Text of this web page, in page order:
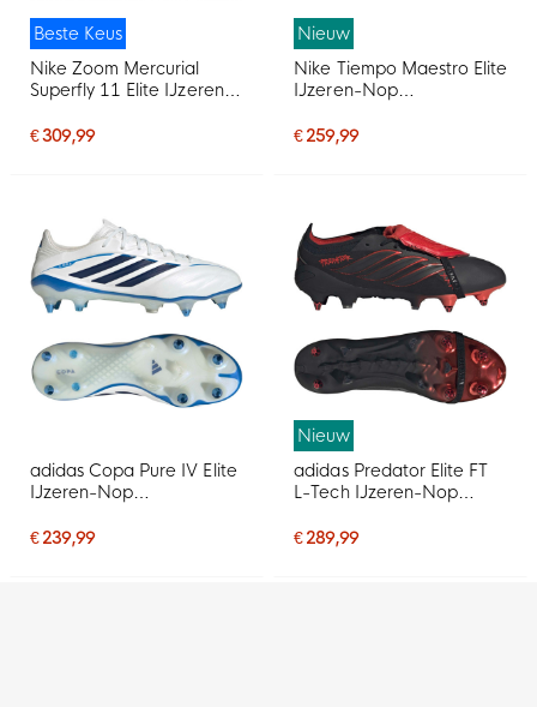
Beste Keus
Nike Zoom Mercurial
Superfly 11 Elite IJzeren-
(SG) Felroze Wit Zwart
€ 309,99
Nieuw
Nike Tiempo Maestro Elite
IJzeren-Nop
Wit Felrood Goud
€ 259,99
adidas Copa Pure IV Elite
IJzeren-Nop
Wit Blauw Donkerblauw
€ 239,99
Nieuw
adidas Predator Elite FT
L-Tech IJzeren-Nop
Zwart Zwart Rood
€ 289,99